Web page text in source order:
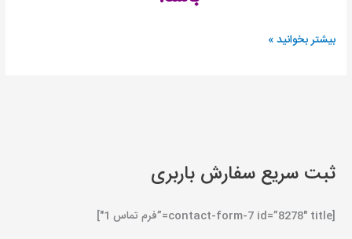
بیشتر بخوانید »
ثبت سریع سفارش باربری
[contact-form-7 id=”8278″ title=”فرم تماس 1″]